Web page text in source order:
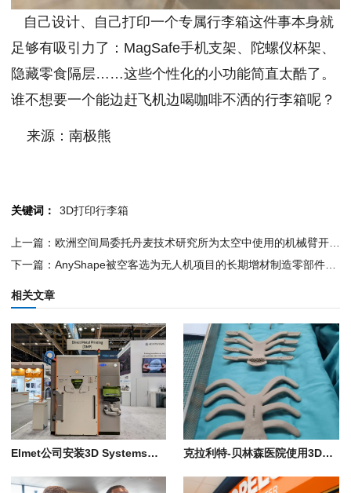
自己设计、自己打印一个专属行李箱这件事本身就
足够有吸引力了：MagSafe手机支架、陀螺仪杯架、
隐藏零食隔层……这些个性化的小功能简直太酷了。
谁不想要一个能边赶飞机边喝咖啡不洒的行李箱呢？
来源：南极熊
关键词： 3D打印行李箱
相关文章
Elmet公司安装3D Systems金属3D打印机，用于生产一体式高超音速热交换器 克拉利特-贝林森医院使用3D打印PEKK植入物为患者重建胸壁